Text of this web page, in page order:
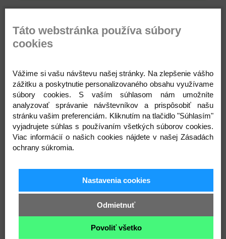
Popis Parametre Komentáre Recenzie
Jedinečné šaty z Kolkecie MIA s ručnou výšivkou
kvietkov. Šaty su veľmi pohodlné ,ramienka sa
viažu na krásne mašličky čo dodáva šatám nielen
roztomilosť ale aj pohodlnosť.
Prihláste sa na odber noviniek
Táto webstránka používa súbory
cookies
Vážime si vašu návštevu našej stránky. Na zlepšenie vášho
zážitku a poskytnutie personalizovaného obsahu využívame
súbory cookies. S vaším súhlasom nám umožníte
analyzovať správanie návštevníkov a prispôsobiť našu
stránku vašim preferenciám. Kliknutím na tlačidlo "Súhlasím"
vyjadrujete súhlas s používaním všetkých súborov cookies.
Viac informácií o našich cookies nájdete v našej Zásadách
ochrany súkromia.
Nastavenia cookies
Odmietnuť
Povoliť všetko